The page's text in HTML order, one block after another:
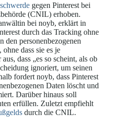
gegen Pinterest bei
(CNIL) erhoben.
bei noyb, erklärt in
durch das Tracking ohne
personenbezogenen
dass sie es je
dass „es so scheint, als ob
ignoriert, um seinen
fordert noyb, dass Pinterest
Daten löscht und
Darüber hinaus soll
erfüllen. Zuletzt empfiehlt
durch die CNIL.